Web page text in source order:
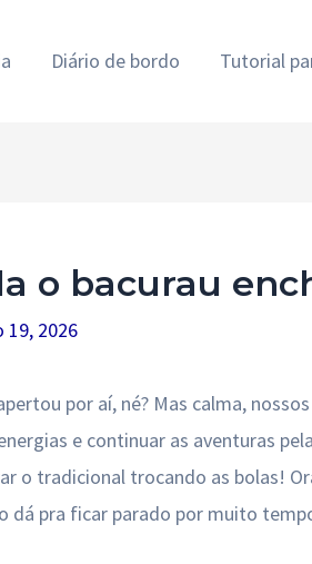
Diário de bordo Tutorial
o bacurau
19, 2026
por aí, né? Mas calma,
e continuar as aventuras
o tradicional trocando as bolas!
dá pra ficar parado por muito